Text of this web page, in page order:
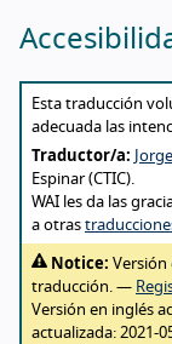
About
Esta traducción
adecuada las
Traductor/a:
Espinar (CTIC).
WAI les da las
a otras
Notice: Versión
traducción. —
Versión en inglés
actualizada: 2021-